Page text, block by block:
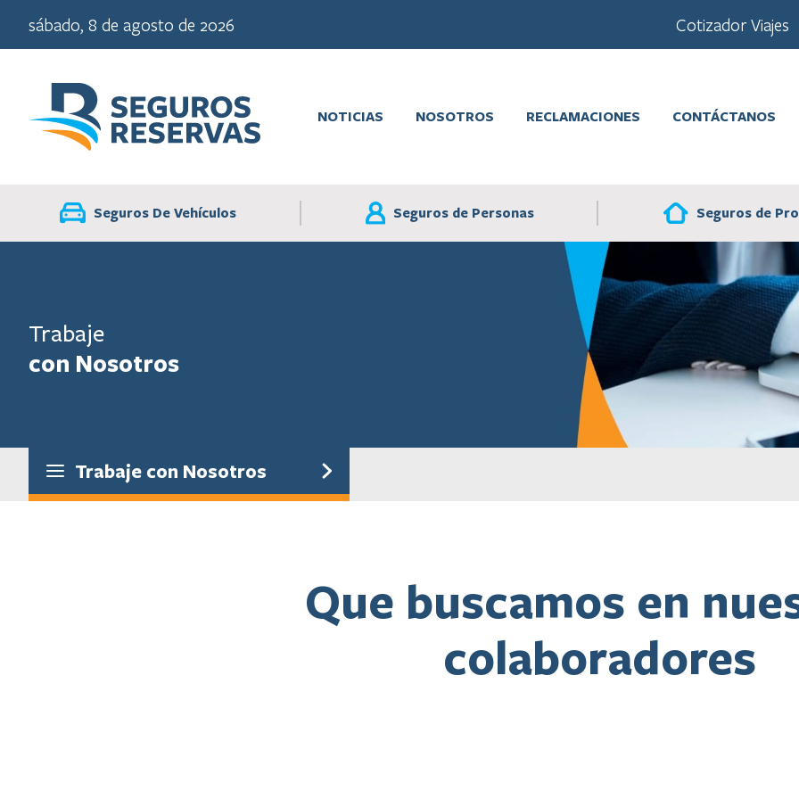
sábado, 8 de agosto de 2026 Cotizador Viajes
NOTICIAS NOSOTROS RECLAMACIONES CONTÁCTANOS
Seguros De Vehículos Seguros de Personas Seguros de
Trabaje
con Nosotros
Trabaje con Nosotros
Que buscamos en
colaboradores